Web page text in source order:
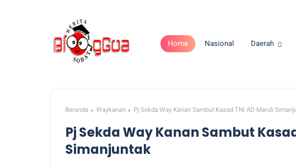
Home Nasional Daerah
Beranda Waykanan Pj Sekda Way Kanan Sambut Kasad TNI AD Maruli
Pj Sekda Way Kanan Sambut
Simanjuntak